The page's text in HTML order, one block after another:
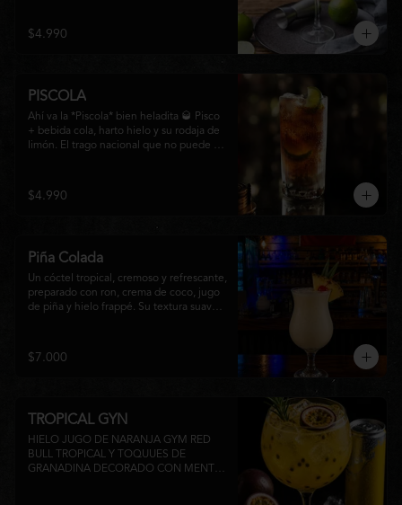
$4.990
PISCOLA
Ahí va la *Piscola* bien heladita 🥃 Pisco
+ bebida cola, harto hielo y su rodaja de
limón. El trago nacional que no puede
$4.990
Piña Colada
Un cóctel tropical, cremoso y refrescante,
preparado con ron, crema de coco, jugo
de piña y hielo frappé. Su textura suave y
disfrutar de un momento de relajo o
acompañar la experiencia gastronómica
$7.000
TROPICAL GYN
HIELO JUGO DE NARANJA GYM RED
BULL TROPICAL Y TOQUUES DE
GRANADINA DECORADO CON MENTA